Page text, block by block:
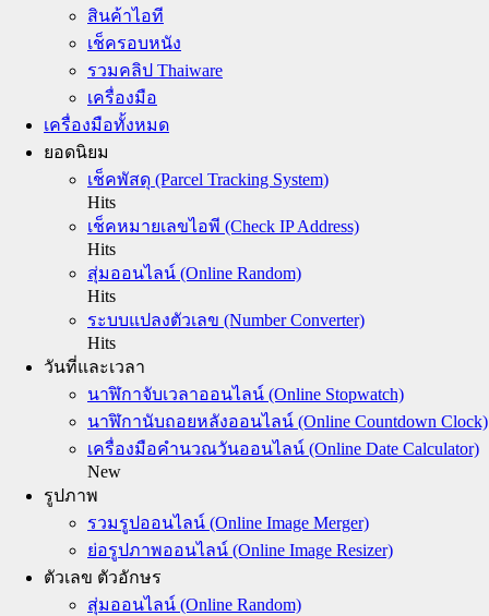
สินค้าไอที
เช็ครอบหนัง
รวมคลิป Thaiware
เครื่องมือ
เครื่องมือทั้งหมด
ยอดนิยม
เช็คพัสดุ (Parcel Tracking System)
Hits
เช็คหมายเลขไอพี (Check IP Address)
Hits
สุ่มออนไลน์ (Online Random)
Hits
ระบบแปลงตัวเลข (Number Converter)
Hits
วันที่และเวลา
นาฬิกาจับเวลาออนไลน์ (Online Stopwatch)
นาฬิกานับถอยหลังออนไลน์ (Online Countdown Clock)
เครื่องมือคำนวณวันออนไลน์ (Online Date Calculator)
New
รูปภาพ
รวมรูปออนไลน์ (Online Image Merger)
ย่อรูปภาพออนไลน์ (Online Image Resizer)
ตัวเลข ตัวอักษร
สุ่มออนไลน์ (Online Random)